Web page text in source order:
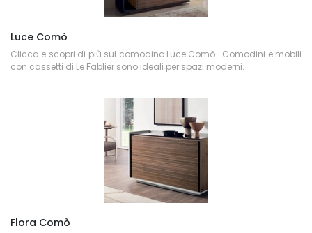
Luce Comò
Clicca e scopri di più sul comodino Luce Comò : Comodini e mobili
con cassetti di Le Fablier sono ideali per spazi moderni.
Flora Comò